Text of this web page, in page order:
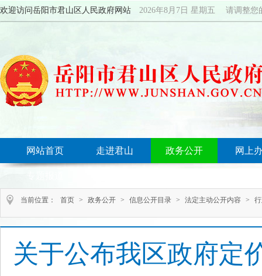
欢迎访问岳阳市君山区人民政府网站 2026年8月7日 星期五 请调整您
网站首页 走进君山 政务公开 网上
当前位置： 首页 > 政务公开 > 信息公开目录 > 法定主动公开内容 >
关于公布我区政府定